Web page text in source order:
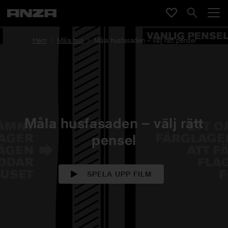
Hem Måla hus Måla husfasaden – välj rätt pensel
Måla husfasaden – välj rätt
pensel
SPELA UPP FILM